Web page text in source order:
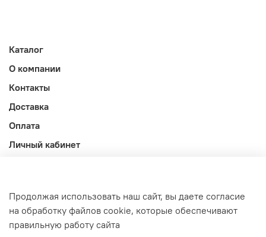
Каталог
О компании
Контакты
Доставка
Оплата
Личный кабинет
Оферта и политика конфиденциальности
Интернет-магазин создан на InSales
Продолжая использовать наш сайт, вы даете согласие
на обработку файлов cookie, которые обеспечивают
правильную работу сайта